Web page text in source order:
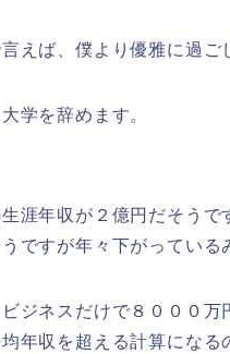
えば、僕より優雅に過ご
学を辞めます。
涯年収が２億円だそうで
ですが年々下がっている
ジネスだけで８０００
年収を超える計算になる